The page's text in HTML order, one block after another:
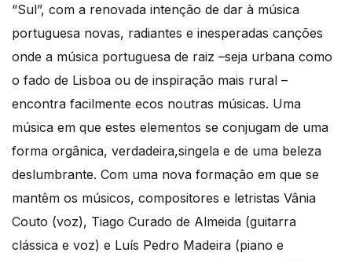
“Sul”, com a renovada intenção de dar à música
portuguesa novas, radiantes e inesperadas canções
onde a música portuguesa de raiz –seja urbana como
o fado de Lisboa ou de inspiração mais rural –
encontra facilmente ecos noutras músicas. Uma
música em que estes elementos se conjugam de uma
forma orgânica, verdadeira,singela e de uma beleza
deslumbrante. Com uma nova formação em que se
mantêm os músicos, compositores e letristas Vânia
Couto (voz), Tiago Curado de Almeida (guitarra
clássica e voz) e Luís Pedro Madeira (piano e